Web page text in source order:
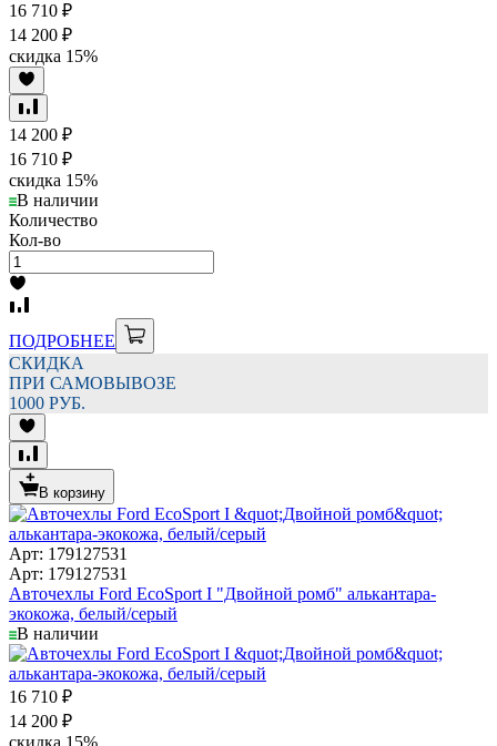
16 710 ₽
14 200 ₽
скидка 15%
14 200 ₽
16 710 ₽
скидка 15%
В наличии
Количество
Кол-во
ПОДРОБНЕЕ
СКИДКА
ПРИ САМОВЫВОЗЕ
1000 РУБ.
В корзину
Арт: 179127531
Арт: 179127531
Авточехлы Ford EcoSport I "Двойной ромб" алькантара-
экокожа, белый/серый
В наличии
16 710 ₽
14 200 ₽